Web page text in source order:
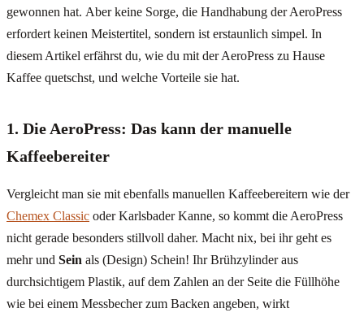
gewonnen hat. Aber keine Sorge, die Handhabung der AeroPress
erfordert keinen Meistertitel, sondern ist erstaunlich simpel. In
diesem Artikel erfährst du, wie du mit der AeroPress zu Hause
Kaffee quetschst, und welche Vorteile sie hat.
1. Die AeroPress: Das kann der manuelle
Kaffeebereiter
Vergleicht man sie mit ebenfalls manuellen Kaffeebereitern wie der
Chemex Classic oder Karlsbader Kanne, so kommt die AeroPress
nicht gerade besonders stillvoll daher. Macht nix, bei ihr geht es
mehr und Sein als (Design) Schein! Ihr Brühzylinder aus
durchsichtigem Plastik, auf dem Zahlen an der Seite die Füllhöhe
wie bei einem Messbecher zum Backen angeben, wirkt